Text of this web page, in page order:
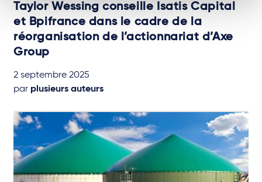
Taylor Wessing conseille Isatis Capital
et Bpifrance dans le cadre de la
réorganisation de l’actionnariat d’Axe
Group
2 septembre 2025
par plusieurs auteurs